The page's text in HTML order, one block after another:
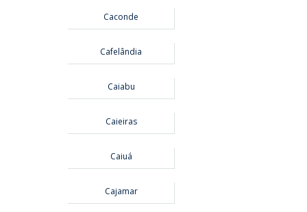
Caconde
Cafelândia
Caiabu
Caieiras
Caiuá
Cajamar